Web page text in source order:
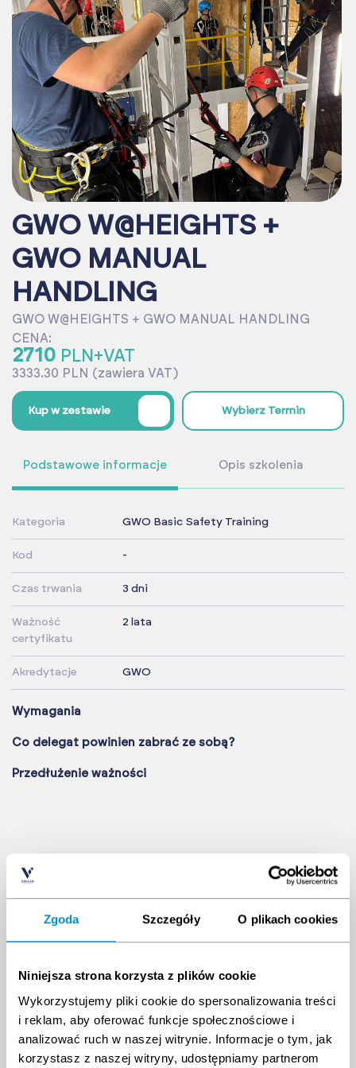
Zgoda Szczegóły O plikach cookies
Niniejsza strona korzysta z plików cookie
Wykorzystujemy pliki cookie do spersonalizowania treści
i reklam, aby oferować funkcje społecznościowe i
analizować ruch w naszej witrynie. Informacje o tym, jak
korzystasz z naszej witryny, udostępniamy partnerom
GWO W@HEIGHTS +
GWO MANUAL
HANDLING
GWO W@HEIGHTS + GWO MANUAL HANDLING
CENA:
2710 PLN+VAT
3333.30 PLN (zawiera VAT)
Kup w zestawie Wybierz Termin
Podstawowe informacje Opis szkolenia
Kategoria GWO Basic Safety Training
Kod -
Czas trwania 3 dni
Ważność
certyfikatu
2 lata
Akredytacje GWO
Wymagania
Co delegat powinien zabrać ze sobą?
Przedłużenie ważności
Data Godzina Lokalizacja Miejsca